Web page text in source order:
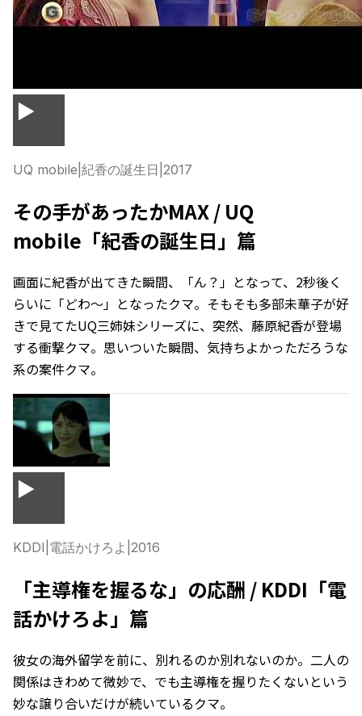
▶
UQ mobile 紀香の誕生日 2017
その手があったかMAX / UQ
mobile「紀香の誕生日」篇
画面に紀香が出てきた瞬間、「ん？」となって、2秒後く
らいに「どわ〜」となったクマ。そもそも多部未華子が好
きで見てたUQ三姉妹シリーズに、突然、藤原紀香が登場
する衝撃クマ。思いついた瞬間、気持ちよかっただろうな
系の案件クマ。
▶
KDDI 電話かけろよ 2016
「主導権を握るな」の応酬 / KDDI「電
話かけろよ」篇
彼女の海外留学を前に、別れるのか別れないのか。二人の
関係はきわめて微妙で、でも主導権を握りたくないという
妙な譲り合いだけが続いているクマ。